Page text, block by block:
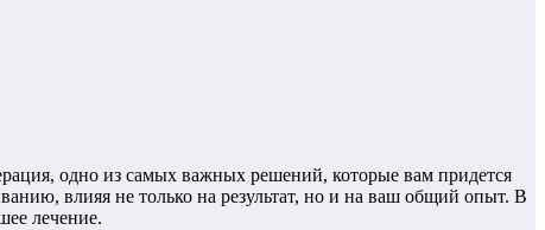
одно из самых важных решений, которые вам придется
влияя не только на результат, но и на ваш общий опыт. В
лечение.